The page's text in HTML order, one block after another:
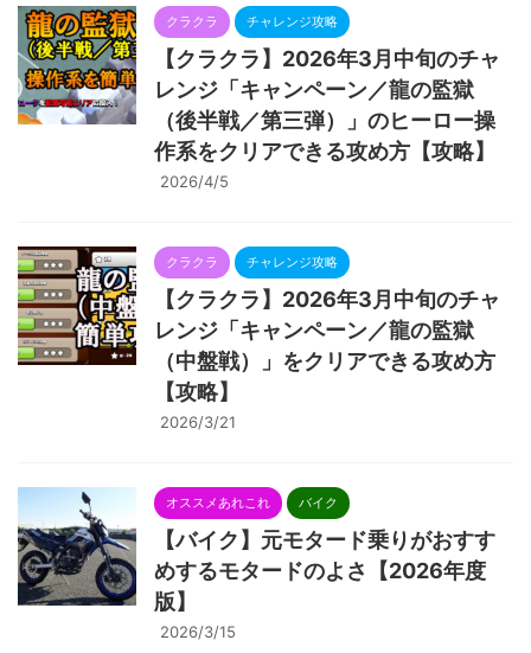
クラクラ チャレンジ攻略
【クラクラ】2026年3月中旬のチャ
レンジ「キャンペーン／龍の監獄
（後半戦／第三弾）」のヒーロー操
作系をクリアできる攻め方【攻略】
2026/4/5
クラクラ チャレンジ攻略
【クラクラ】2026年3月中旬のチャ
レンジ「キャンペーン／龍の監獄
（中盤戦）」をクリアできる攻め方
【攻略】
2026/3/21
オススメあれこれ バイク
【バイク】元モタード乗りがおすす
めするモタードのよさ【2026年度
版】
2026/3/15